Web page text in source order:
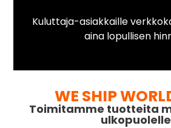
Kuluttaja-asiakkaille
aina lopullisen
WE SHIP
Toimitamme tuotteita
ulkopuolelle